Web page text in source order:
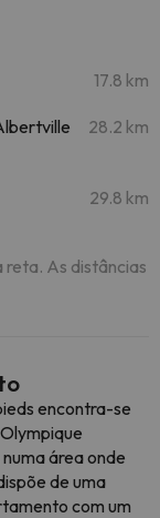
17.8 km
28.2 km
29.8 km
reta. As distâncias
encontra-se
área onde
de uma
com um